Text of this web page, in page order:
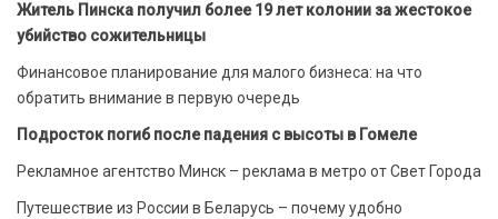
Житель Пинска получил более 19 лет колонии за жестокое
убийство сожительницы
Финансовое планирование для малого бизнеса: на что
обратить внимание в первую очередь
Подросток погиб после падения с высоты в Гомеле
Рекламное агентство Минск – реклама в метро от Свет Города
Путешествие из России в Беларусь – почему удобно